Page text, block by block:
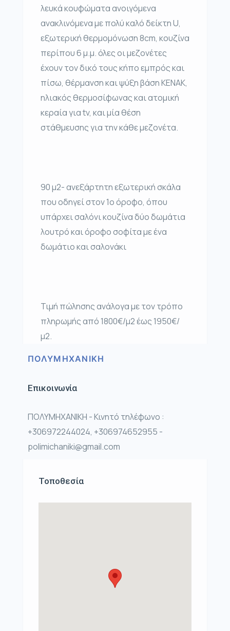
λευκά κουφώματα ανοιγόμενα
ανακλινόμενα με πολύ καλό δείκτη U,
εξωτερική θερμομόνωση 8cm, κουζίνα
περίπου 6 μ.μ. όλες οι μεζονέτες
έχουν τον δικό τους κήπο εμπρός και
πίσω, θέρμανση και ψύξη βάση ΚΕΝΑΚ,
ηλιακός θερμοσίφωνας και ατομική
κεραία για tv, και μία θέση
στάθμευσης για την κάθε μεζονέτα.
90 μ2- ανεξάρτητη εξωτερική σκάλα
που οδηγεί στον 1ο όροφο, όπου
υπάρχει σαλόνι κουζίνα δύο δωμάτια
λουτρό και όροφο σοφίτα με ένα
δωμάτιο και σαλονάκι
Τιμή πώλησης ανάλογα με τον τρόπο
πληρωμής από 1800€/μ2 έως 1950€/
μ2.
ΠΟΛΥΜΗΧΑΝΙΚΗ
Επικοινωνία
ΠΟΛΥΜΗΧΑΝΙΚΗ - Κινητό τηλέφωνο :
+306972244024, +306974652955 -
polimichaniki@gmail.com
Τοποθεσία